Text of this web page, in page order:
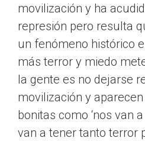
movilización y ha
represión pero resulta
un fenómeno histórico
más terror y miedo
la gente es no dejarse
movilización y
bonitas como ‘nos van
van a tener tanto terror